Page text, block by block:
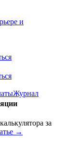
и
Журнал
за
→